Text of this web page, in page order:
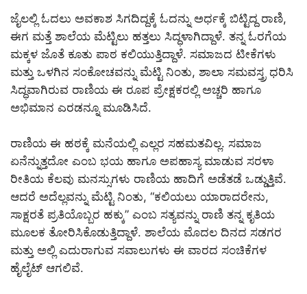
ಜೈಲಲ್ಲಿ ಓದಲು ಅವಕಾಶ ಸಿಗದಿದ್ದಕ್ಕೆ ಓದನ್ನು ಅರ್ಧಕ್ಕೆ ಬಿಟ್ಟಿದ್ದ ರಾಣಿ,
ಈಗ ಮತ್ತೆ ಶಾಲೆಯ ಮೆಟ್ಟಿಲು ಹತ್ತಲು ಸಿದ್ಧಳಾಗಿದ್ದಾಳೆ. ತನ್ನ ಓರಗೆಯ
ಮಕ್ಕಳ ಜೊತೆ ಕೂತು ಪಾಠ ಕಲಿಯುತ್ತಿದ್ದಾಳೆ. ಸಮಾಜದ ಟೀಕೆಗಳು
ಮತ್ತು ಒಳಗಿನ ಸಂಕೋಚವನ್ನು ಮೆಟ್ಟಿ ನಿಂತು, ಶಾಲಾ ಸಮವಸ್ತ್ರ ಧರಿಸಿ
ಸಿದ್ಧವಾಗಿರುವ ರಾಣಿಯ ಈ ರೂಪ ಪ್ರೇಕ್ಷಕರಲ್ಲಿ ಅಚ್ಚರಿ ಹಾಗೂ
ಅಭಿಮಾನ ಎರಡನ್ನೂ ಮೂಡಿಸಿದೆ.
ರಾಣಿಯ ಈ ಹಠಕ್ಕೆ ಮನೆಯಲ್ಲಿ ಎಲ್ಲರ ಸಹಮತವಿಲ್ಲ. ಸಮಾಜ
ಏನೆನ್ನುತ್ತದೋ ಎಂಬ ಭಯ ಹಾಗೂ ಅಪಹಾಸ್ಯ ಮಾಡುವ ಸರಳಾ
ರೀತಿಯ ಕೆಲವು ಮನಸ್ಸುಗಳು ರಾಣಿಯ ಹಾದಿಗೆ ಅಡೆತಡೆ ಒಡ್ಡುತ್ತಿವೆ.
ಆದರೆ ಅದೆಲ್ಲವನ್ನು ಮೆಟ್ಟಿ ನಿಂತು, “ಕಲಿಯಲು ಯಾರಾದರೇನು,
ಸಾಕ್ಷರತೆ ಪ್ರತಿಯೊಬ್ಬರ ಹಕ್ಕು” ಎಂಬ ಸತ್ಯವನ್ನು ರಾಣಿ ತನ್ನ ಕೃತಿಯ
ಮೂಲಕ ತೋರಿಸಿಕೊಡುತ್ತಿದ್ದಾಳೆ. ಶಾಲೆಯ ಮೊದಲ ದಿನದ ಸಡಗರ
ಮತ್ತು ಅಲ್ಲಿ ಎದುರಾಗುವ ಸವಾಲುಗಳು ಈ ವಾರದ ಸಂಚಿಕೆಗಳ
ಹೈಲೈಟ್ ಆಗಲಿವೆ.